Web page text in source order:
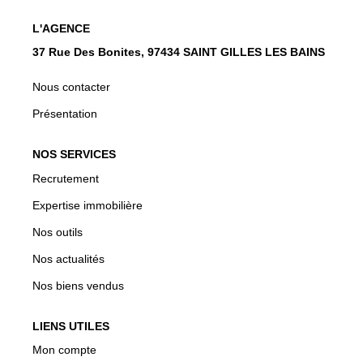
L'AGENCE
37 Rue Des Bonites, 97434 SAINT GILLES LES BAINS
Nous contacter
Présentation
NOS SERVICES
Recrutement
Expertise immobilière
Nos outils
Nos actualités
Nos biens vendus
LIENS UTILES
Mon compte